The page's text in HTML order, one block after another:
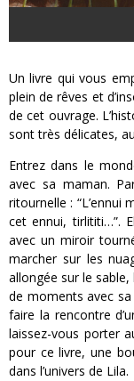
Un livre qui vous
plein de rêves et
de cet ouvrage.
sont très délicates,
Entrez dans le
avec sa maman.
ritournelle : “L’ennui
cet ennui, tirlititi…”.
avec un miroir
marcher sur les
allongée sur le
de moments avec
faire la rencontre
laissez-vous porter
pour ce livre, une
dans l’univers de Lila.